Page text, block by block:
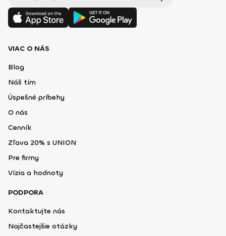
VIAC O NÁS
Blog
Náš tím
Úspešné príbehy
O nás
Cenník
Zľava 20% s UNION
Pre firmy
Vízia a hodnoty
PODPORA
Kontaktujte nás
Najčastejšie otázky